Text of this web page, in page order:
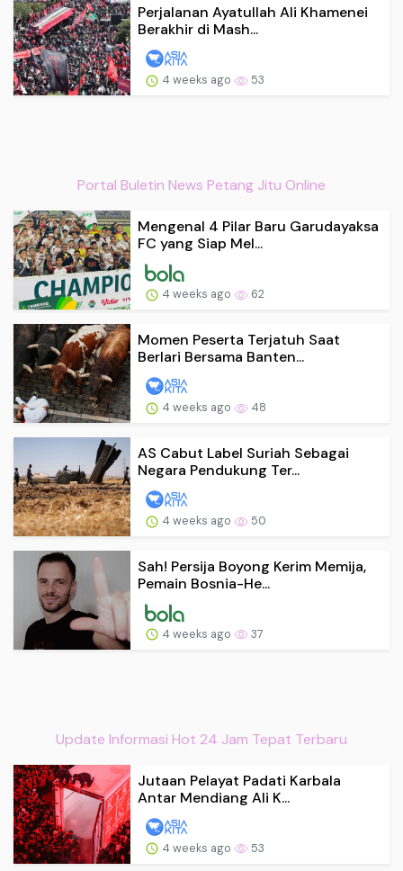
Perjalanan Ayatullah Ali Khamenei
Berakhir di Mash...
4 weeks ago 53
Portal Buletin News Petang Jitu Online
Mengenal 4 Pilar Baru Garudayaksa
FC yang Siap Mel...
4 weeks ago 62
Momen Peserta Terjatuh Saat
Berlari Bersama Banten...
4 weeks ago 48
AS Cabut Label Suriah Sebagai
Negara Pendukung Ter...
4 weeks ago 50
Sah! Persija Boyong Kerim Memija,
Pemain Bosnia-He...
4 weeks ago 37
Update Informasi Hot 24 Jam Tepat Terbaru
Jutaan Pelayat Padati Karbala
Antar Mendiang Ali K...
4 weeks ago 53